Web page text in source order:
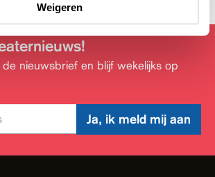
Weigeren
nieuwsbrief en blijf wekelijks op
Ja, ik meld mij aan